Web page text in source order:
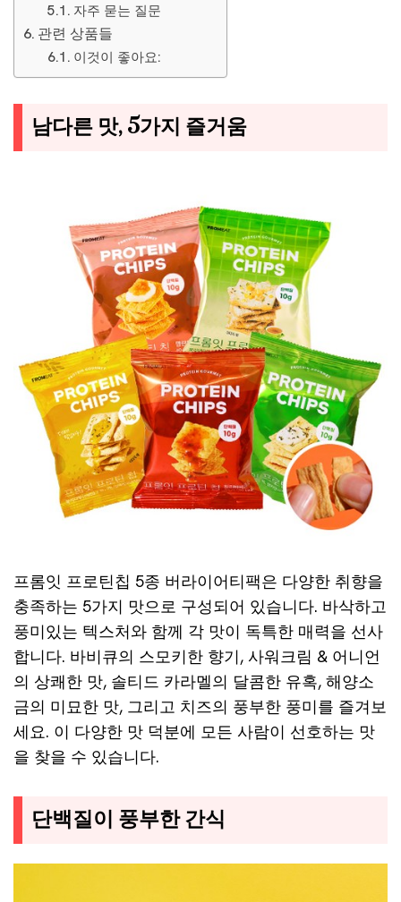
자주 묻는 질문
관련 상품들
이것이 좋아요:
남다른 맛, 5가지 즐거움
프롬잇 프로틴칩 5종 버라이어티팩은 다양한 취향을
충족하는 5가지 맛으로 구성되어 있습니다. 바삭하고
풍미있는 텍스처와 함께 각 맛이 독특한 매력을 선사
합니다. 바비큐의 스모키한 향기, 사워크림 & 어니언
의 상쾌한 맛, 솔티드 카라멜의 달콤한 유혹, 해양소
금의 미묘한 맛, 그리고 치즈의 풍부한 풍미를 즐겨보
세요. 이 다양한 맛 덕분에 모든 사람이 선호하는 맛
을 찾을 수 있습니다.
단백질이 풍부한 간식